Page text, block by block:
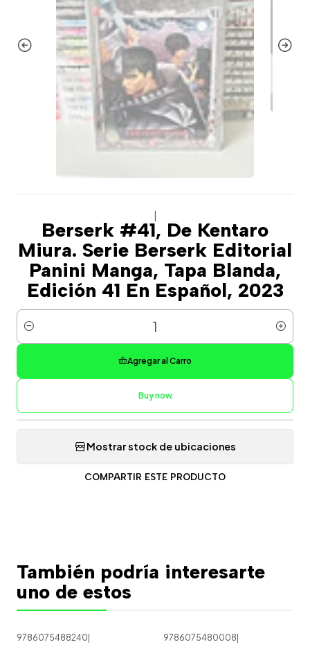
Berserk #41, De Kentaro
Miura. Serie Berserk Editorial
Panini Manga, Tapa Blanda,
Edición 41 En Español, 2023
Cantidad
Agregar al Carro
Buy now
Mostrar stock de ubicaciones
COMPARTIR ESTE PRODUCTO
También podría interesarte
uno de estos
9786075488240 9786075480008